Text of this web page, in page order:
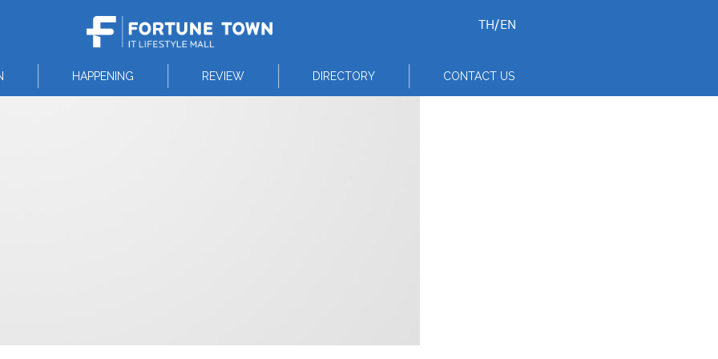
TH/EN
HAPPENING REVIEW DIRECTORY CONTACT US